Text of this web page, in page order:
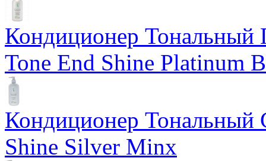
Кондиционер
Tone End Shine Platinum
Кондиционер Тональный
Shine Silver Minx